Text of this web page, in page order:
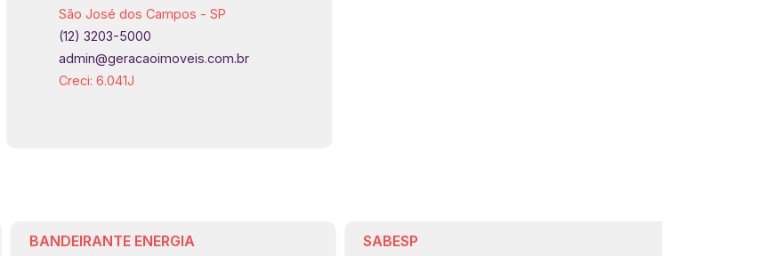
São José dos Campos - SP
(12) 3203-5000
admin@geracaoimoveis.com.br
Creci: 6.041J
BANDEIRANTE ENERGIA SABESP